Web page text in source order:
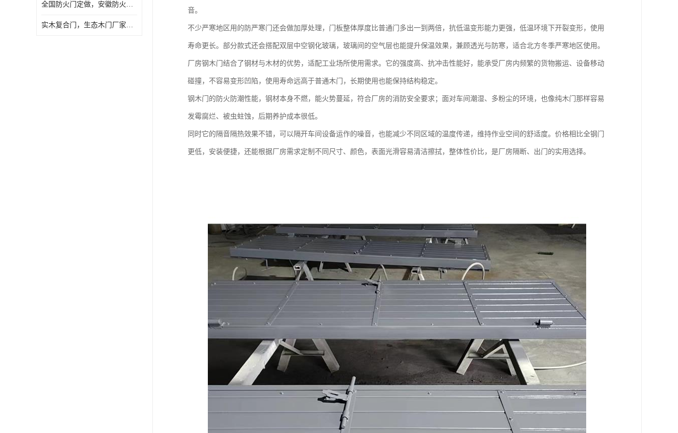
全国防火门定做，安徽防火门批发，防火门价格
实木复合门，生态木门厂家，免漆门定做，安徽木门厂家直销
音。
不少严寒地区用的防严寒门还会做加厚处理，门板整体厚度比普通门多出一到两倍，抗低温变形能力更强，低温环境下开裂变形，使用
寿命更长。部分款式还会搭配双层中空钢化玻璃，玻璃间的空气层也能提升保温效果，兼顾透光与防寒，适合北方冬季严寒地区使用。
厂房钢木门结合了钢材与木材的优势，适配工业场所使用需求。它的强度高、抗冲击性能好，能承受厂房内频繁的货物搬运、设备移动
碰撞，不容易变形凹陷，使用寿命远高于普通木门，长期使用也能保持结构稳定。
钢木门的防火防潮性能，钢材本身不燃，能火势蔓延，符合厂房的消防安全要求；面对车间潮湿、多粉尘的环境，也像纯木门那样容易
发霉腐烂、被虫蛀蚀，后期养护成本很低。
同时它的隔音隔热效果不错，可以隔开车间设备运作的噪音，也能减少不同区域的温度传递，维持作业空间的舒适度。价格相比全钢门
更低，安装便捷，还能根据厂房需求定制不同尺寸、颜色，表面光滑容易清洁擦拭，整体性价比，是厂房隔断、出门的实用选择。